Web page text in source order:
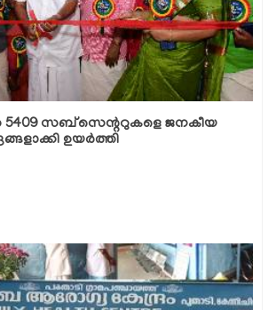
സബ്‌സെന്ററുകളെ ജനകീയ
ഉയർത്തി